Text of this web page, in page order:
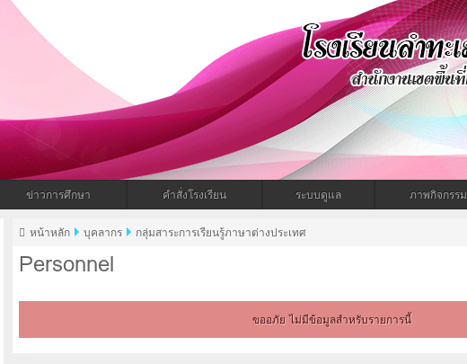
ทะเมนไชยพิทยาคม
ข่าวการศึกษา คำสั่งโรงเรียน ระบบดูแล ภาพกิจกรรม
Personnel
หน้าหลัก บุคลากร กลุ่มสาระการเรียนรู้ภาษาต่างประเทศ
ขออภัย ไม่มีข้อมูลสำหรับรายการนี้